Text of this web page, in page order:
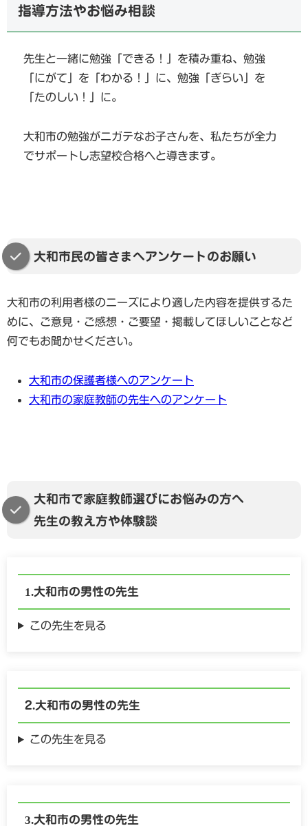
指導方法やお悩み相談
先生と一緒に勉強「できる！」を積み重ね、勉強
「にがて」を「わかる！」に、勉強「ぎらい」を
「たのしい！」に。
大和市の勉強がニガテなお子さんを、私たちが全力
でサポートし志望校合格へと導きます。
大和市民の皆さまへアンケートのお願い
大和市の利用者様のニーズにより適した内容を提供するた
めに、ご意見・ご感想・ご要望・掲載してほしいことなど
何でもお聞かせください。
大和市の保護者様へのアンケート
大和市の家庭教師の先生へのアンケート
大和市で家庭教師選びにお悩みの方へ
先生の教え方や体験談
大和市の男性の先生
この先生を見る
大和市の男性の先生
この先生を見る
大和市の男性の先生